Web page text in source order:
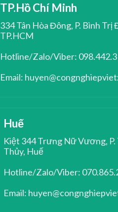
TP.Hồ Chí Minh
334 Tân Hòa Đông, P. Bình Trị
TP.HCM
Hotline/Zalo/Viber:
Email:
Huế
Kiệt 344 Trưng Nữ Vương,
Thủy, Huế
Hotline/Zalo/Viber:
Email: